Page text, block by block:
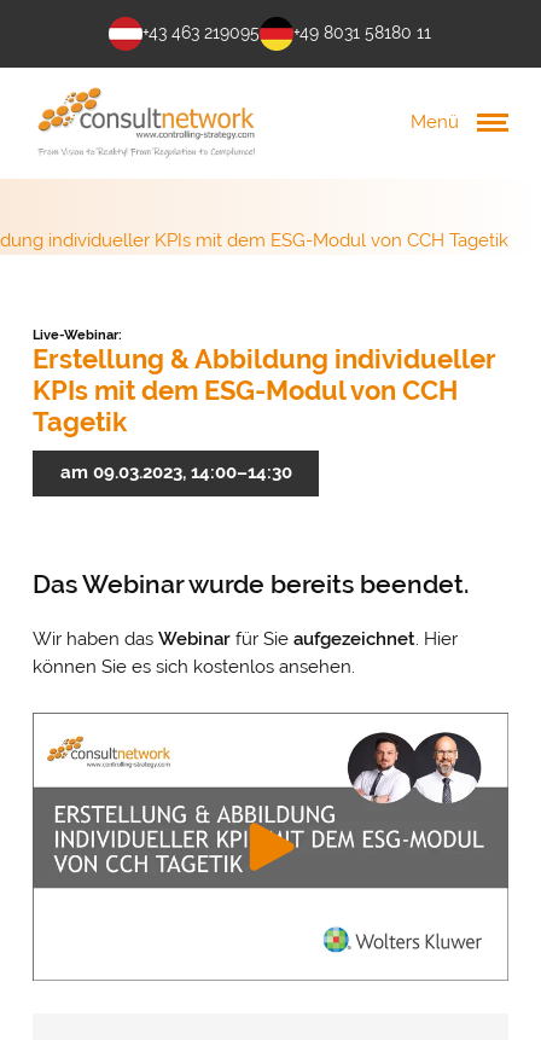
+43 463 219095 +49 8031 58180 11
Menü
individueller KPIs mit dem ESG-Modul von CCH Tagetik
Live-Webinar:
Erstellung & Abbildung individueller
KPIs mit dem ESG-Modul von CCH
Tagetik
am 09.03.2023, 14:00–14:30
Das Webinar wurde bereits beendet.
Wir haben das Webinarfür Sie aufgezeichnet. Hier
können Sie es sich kostenlos ansehen.